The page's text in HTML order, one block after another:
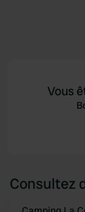
Vous
Consultez